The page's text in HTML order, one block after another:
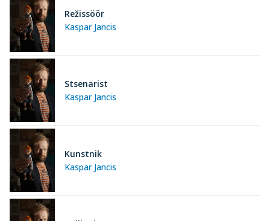
Kaspar Jancis
Režissöör
Kaspar Jancis
Stsenarist
Kaspar Jancis
Kunstnik